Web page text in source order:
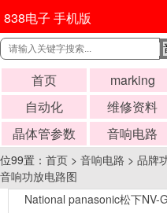
838电子 手机版
首页 marking
自动化
维修资料
晶体管参数
音响电路
位99置： 首页 > 音响电路 > 品牌
音响功放电路图
National panasonic松下NV-